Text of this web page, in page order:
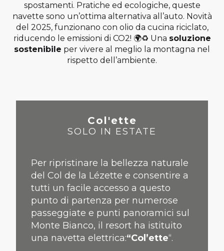
spostamenti. Pratiche ed ecologiche, queste
navette sono un’ottima alternativa all’auto. Novità
del 2025, funzionano con olio da cucina riciclato,
riducendo le emissioni di CO2! 🌍♻️ Una soluzione
sostenibile per vivere al meglio la montagna nel
rispetto dell’ambiente.
Col'ette
SOLO IN ESTATE
Per ripristinare la bellezza naturale
del Col de la Lézette e consentire a
tutti un facile accesso a questo
punto di partenza per numerose
passeggiate e punti panoramici sul
Monte Bianco, il resort ha istituito
una navetta elettrica:“Col’ette“.